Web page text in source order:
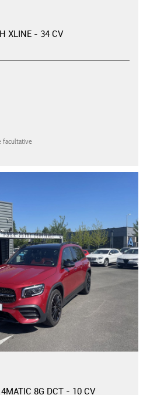
XLINE - 34 CV
8G DCT - 10 CV